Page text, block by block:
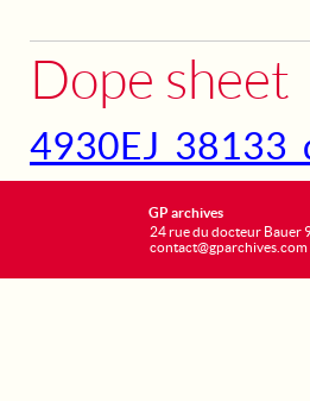
Dope sheet
GP archives
24 rue du docteur Bauer
contact@gparchives.com